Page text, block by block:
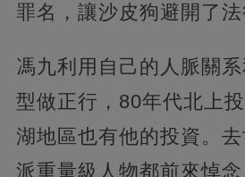
罪名，讓沙皮狗避開了法
馮九利用自己的人脈關
型做正行，80年代北上
湖地區也有他的投資。
派重量級人物都前來悼